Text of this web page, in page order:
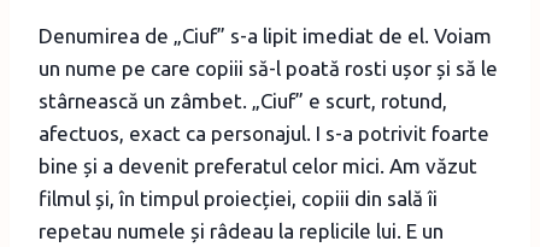
Denumirea de „Ciuf” s-a lipit imediat de el. Voiam
un nume pe care copiii să-l poată rosti ușor și să le
stârnească un zâmbet. „Ciuf” e scurt, rotund,
afectuos, exact ca personajul. I s-a potrivit foarte
bine și a devenit preferatul celor mici. Am văzut
filmul și, în timpul proiecției, copiii din sală îi
repetau numele și râdeau la replicile lui. E un